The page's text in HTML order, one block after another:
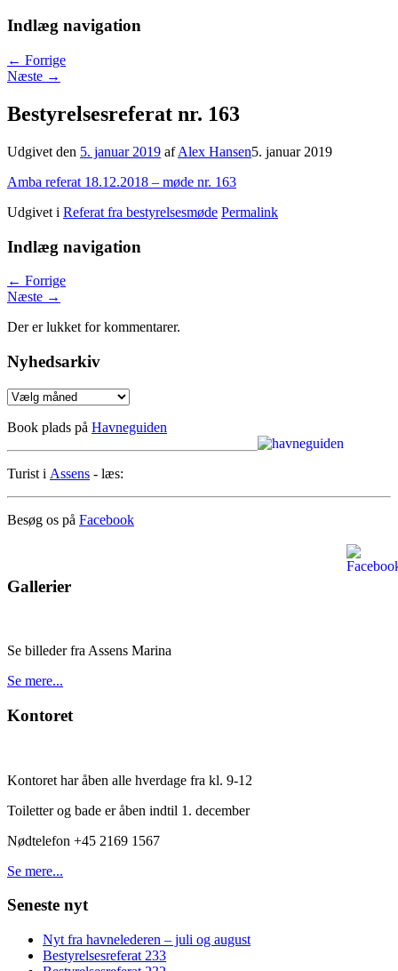
Indlæg navigation
← Forrige
Næste →
Bestyrelsesreferat nr. 163
Udgivet den 5. januar 2019 afAlex Hansen5. januar 2019
Amba referat 18.12.2018 – møde nr. 163
Udgivet i Referat fra bestyrelsesmøde Permalink
Indlæg navigation
← Forrige
Næste →
Der er lukket for kommentarer.
Nyhedsarkiv
Nyhedsarkiv
Book plads på Havneguiden
Turist i Assens - læs:
Besøg os på Facebook
Gallerier
Se billeder fra Assens Marina
Se mere...
Kontoret
Kontoret har åben alle hverdage fra kl. 9-12
Toiletter og bade er åben indtil 1. december
Nødtelefon +45 2169 1567
Se mere...
Seneste nyt
Nyt fra havnelederen – juli og august
Bestyrelsesreferat 233